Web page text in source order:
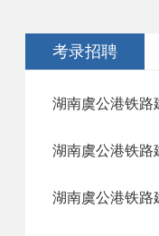
考录招聘
湖南虞公港铁路
湖南虞公港铁路
湖南虞公港铁路